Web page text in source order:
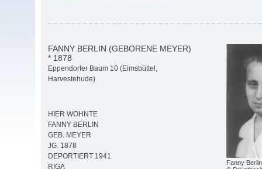
Fanny
FANNY BERLIN (GEBORENE MEYER)
* 1878
Eppendorfer Baum 10 (Eimsbüttel,
Harvestehude)
HIER WOHNTE
FANNY BERLIN
GEB. MEYER
JG. 1878
DEPORTIERT 1941
RIGA